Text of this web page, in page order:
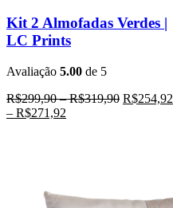
Kit 2 Almofadas Verdes |
LC Prints
Avaliação 5.00 de 5
R$299,90–R$319,90 R$254,92
– R$271,92